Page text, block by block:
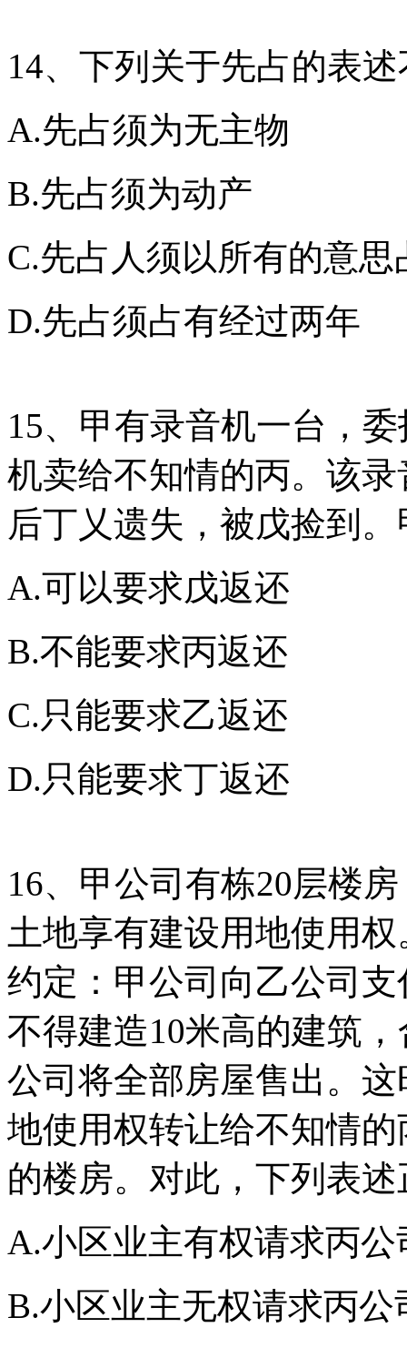
14、下列关于先占的表
A.先占须为无主物
B.先占须为动产
C.先占人须以所有的意思
D.先占须占有经过两年
15、甲有录音机一台，
机卖给不知情的丙。该
后丁乂遗失，被戊捡到
A.可以要求戊返还
B.不能要求丙返还
C.只能要求乙返还
D.只能要求丁返还
16、甲公司有栋20层楼
土地享有建设用地使用
约定：甲公司向乙公司
不得建造10米高的建筑
公司将全部房屋售出。
地使用权转让给不知情
的楼房。对此，下列表
A.小区业主有权请求丙
B.小区业主无权请求丙